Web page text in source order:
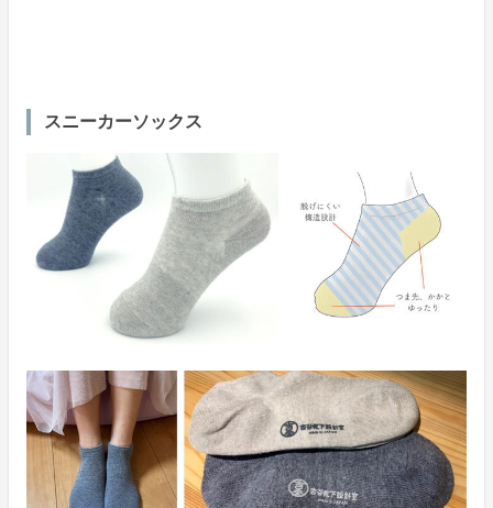
スニーカーソックス